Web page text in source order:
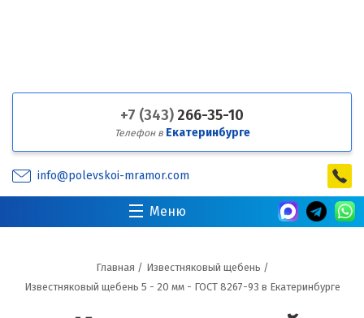
+7 (343) 266-35-10
Телефон в Екатеринбурге
info@polevskoi-mramor.com
Меню
Главная / Известняковый щебень /
Известняковый щебень 5 - 20 мм - ГОСТ 8267-93 в Екатеринбурге